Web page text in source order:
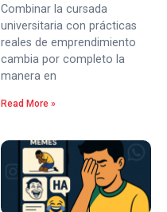
Combinar la cursada
universitaria con prácticas
reales de emprendimiento
cambia por completo la
manera en
Read More »